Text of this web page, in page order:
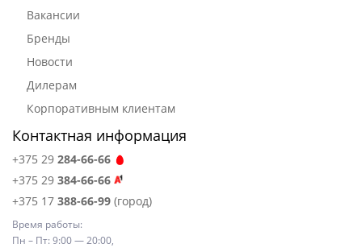
Вакансии
Бренды
Новости
Дилерам
Корпоративным клиентам
Контактная информация
+375 29 284-66-66
+375 29 384-66-66
+375 17 388-66-99 (город)
Время работы:
Пн – Пт: 9:00 — 20:00,